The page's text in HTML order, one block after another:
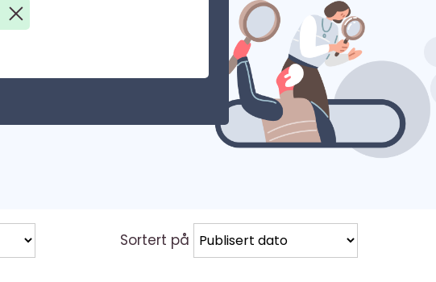
fjerne NTNU - Norges teknisk-naturvitenskapelige universitet
Sortert på